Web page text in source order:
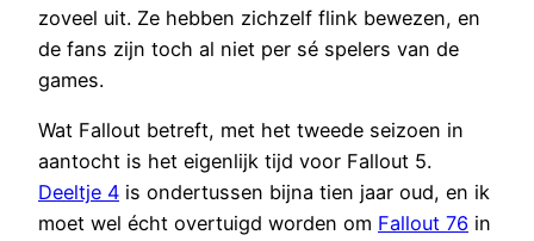
zoveel uit. Ze hebben zichzelf flink bewezen, en
de fans zijn toch al niet per sé spelers van de
games.
Wat Fallout betreft, met het tweede seizoen in
aantocht is het eigenlijk tijd voor Fallout 5.
Deeltje 4 is ondertussen bijna tien jaar oud, en ik
moet wel écht overtuigd worden om Fallout 76 in